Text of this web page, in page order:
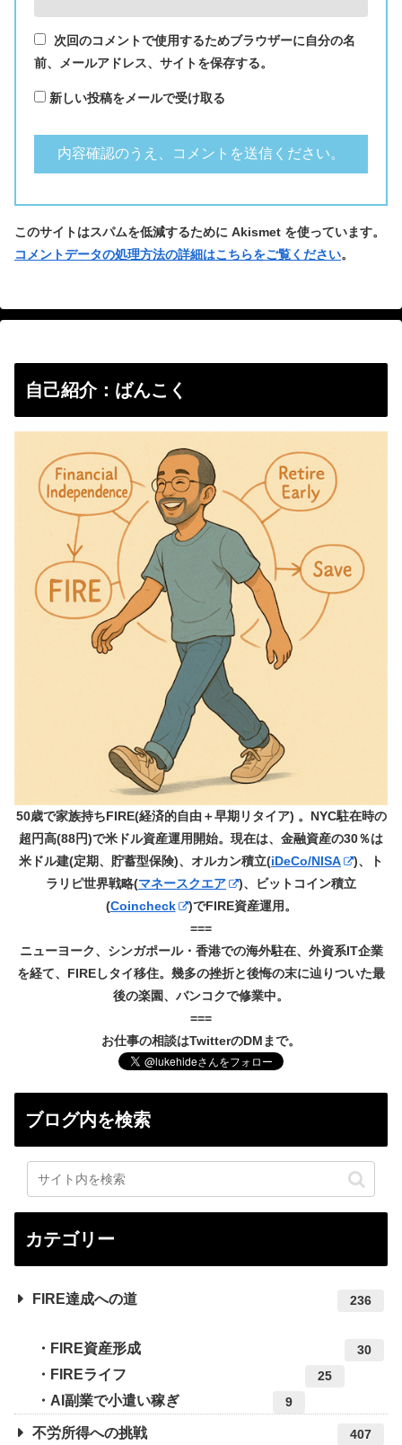
次回のコメントで使用するためブラウザーに自分の名
前、メールアドレス、サイトを保存する。
新しい投稿をメールで受け取る
このサイトはスパムを低減するために Akismet を使っています。
コメントデータの処理方法の詳細はこちらをご覧ください。
自己紹介：ばんこく
50歳で家族持ちFIRE(経済的自由＋早期リタイア) 。NYC駐在時の
超円高(88円)で米ドル資産運用開始。現在は、金融資産の30％は
米ドル建(定期、貯蓄型保険)、オルカン積立(iDeCo/NISA
)、ト
ラリピ世界戦略(マネースクエア
)、ビットコイン積立
(Coincheck
)でFIRE資産運用。
===
ニューヨーク、シンガポール・香港での海外駐在、外資系IT企業
を経て、FIREしタイ移住。幾多の挫折と後悔の末に辿りついた最
後の楽園、バンコクで修業中。
===
お仕事の相談はTwitterのDMまで。
ブログ内を検索
カテゴリー
FIRE達成への道 236
FIRE資産形成 30
FIREライフ 25
AI副業で小遣い稼ぎ 9
不労所得への挑戦 407